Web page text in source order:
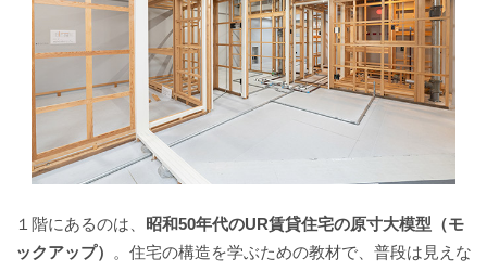
１階にあるのは、 昭和50年代のUR賃貸住宅の原寸大模型（モ
ックアップ）
。住宅の構造を学ぶための教材で、普段は見えな